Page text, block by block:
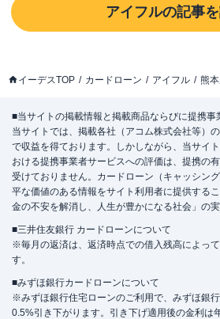
アイフルの記事
イーデスTOP カードローン アイフル 熊
■当サイトの掲載情報と掲載商品ならびに提携事
当サイトでは、掲載各社（アコム株式会社等）
で収益を得ております。しかしながら、当サイ
おける提携事業者サービスへの評価は、提携の
受けておりません。カードローン（キャッシン
平な価値のある情報をサイト利用者に提供する
金の不安を解消し、人生が豊かになる社会」の
■三井住友銀行 カードローンについて
※毎月の返済は、返済時点での借入残高によっ
す。
■みずほ銀行カードローンについて
※みずほ銀行住宅ローンのご利用で、みずほ銀
0.5%引き下がります。引き下げ適用後の金利は